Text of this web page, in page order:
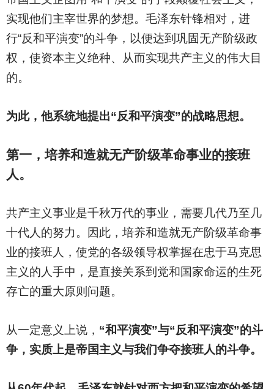
实现他们主宰世界的梦想。毛泽东针锋相对，进
行“反和平演变”的斗争，以便达到巩固无产阶级政
权，使资本主义绝种、从而实现共产主义的伟大目
的。
为此，他系统地提出“反和平演变”的战略思想。
第一，培养和造就无产阶级革命事业的接班
人。
共产主义事业是千秋万代的事业，需要几代乃至几
十代人的努力。因此，培养和造就无产阶级革命事
业的接班人，使党的各级领导权掌握在忠于马克思
主义的人手中，是直接关系到党和国家命运的生死
存亡的重大原则问题。
从一定意义上说， “和平演变”与“反和平演变”的斗
争，实质上是帝国主义与我们争夺接班人的斗争。